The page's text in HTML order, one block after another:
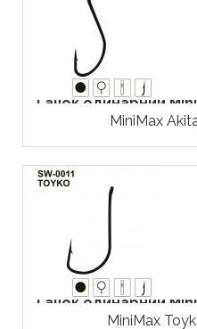
Гачок одинарний
MiniMax
Гачок одинарний
MiniMax